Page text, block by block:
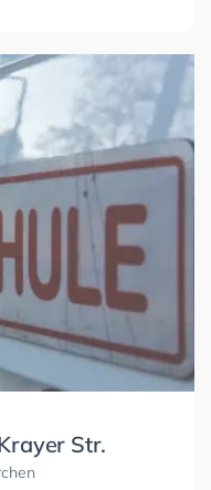
Str.